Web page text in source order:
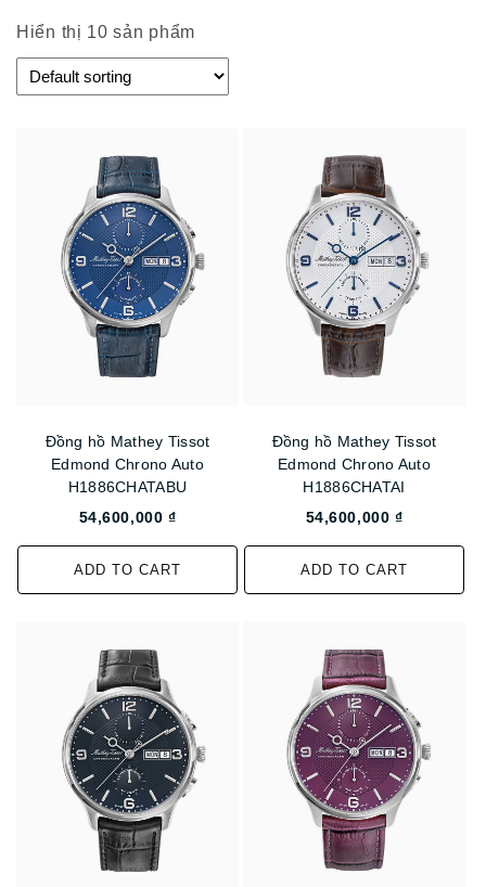
Hiển thị 10 sản phẩm
Đồng hồ Mathey Tissot
Edmond Chrono Auto
H1886CHATABU
54,600,000 ₫
ADD TO CART
Đồng hồ Mathey Tissot
Edmond Chrono Auto
H1886CHATAI
54,600,000 ₫
ADD TO CART